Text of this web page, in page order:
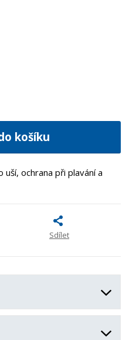
košíku
ochrana při plavání a
Sdílet